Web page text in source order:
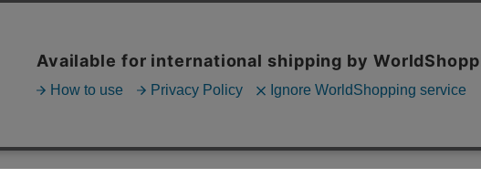
ッキーを使用いたします。ボタンから同意の可否を選択してください。選
用に同意したことになります。クッキーを通じて収集する情報には「お客
ません。詳細は